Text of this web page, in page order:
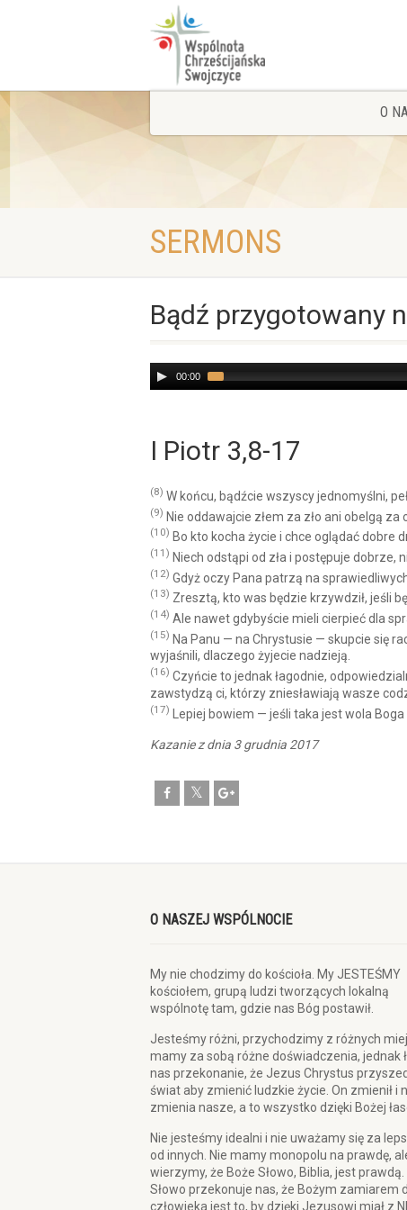
O
SERMONS
Bądź przygotowany
Audio
Player
00:00
I Piotr 3,8-17
(8) W końcu, bądźcie wszyscy jednomyślni,
(9) Nie oddawajcie złem za zło ani obelgą
(10) Bo kto kocha życie i chce oglądać dobre
(11) Niech odstąpi od zła i postępuje dobrze,
(12) Gdyż oczy Pana patrzą na
(13) Zresztą, kto was będzie krzywdził, jeśli
(14) Ale nawet gdybyście mieli cierpieć dla
(15) Na Panu — na Chrystusie — skupcie się
wyjaśnili, dlaczego żyjecie nadzieją.
(16) Czyńcie to jednak łagodnie,
zawstydzą ci, którzy zniesławiają wasze
(17) Lepiej bowiem — jeśli taka jest wola Boga
Kazanie z dnia 3 grudnia 2017
O NASZEJ WSPÓLNOCIE
My nie chodzimy do kościoła. My JESTEŚMY
kościołem, grupą ludzi tworzących lokalną
wspólnotę tam, gdzie nas Bóg postawił.
Jesteśmy różni, przychodzimy z różnych
mamy za sobą różne doświadczenia, jednak
nas przekonanie, że Jezus Chrystus
świat aby zmienić ludzkie życie. On zmienił i
zmienia nasze, a to wszystko dzięki Bożej
Nie jesteśmy idealni i nie uważamy się za
od innych. Nie mamy monopolu na prawdę,
wierzymy, że Boże Słowo, Biblia, jest prawdą.
Słowo przekonuje nas, że Bożym zamiarem
człowieka jest to, by dzięki Jezusowi miał z